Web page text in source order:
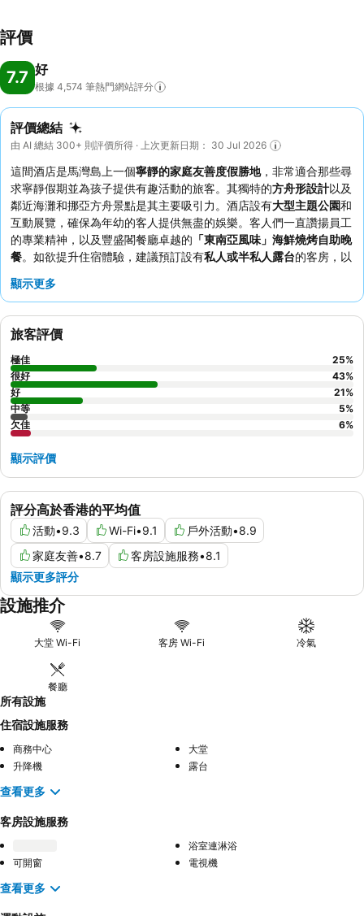
評價
7.7 好
根據 4,574 筆熱門網站評分
評價總結
由 AI 總結 300+ 則評價所得 · 上次更新日期： 30 Jul 2026
這間酒店是馬灣島上一個寧靜的家庭友善度假勝地，非常適合那些尋
求寧靜假期並為孩子提供有趣活動的旅客。其獨特的方舟形設計以及
鄰近海灘和挪亞方舟景點是其主要吸引力。酒店設有大型主題公園和
互動展覽，確保為年幼的客人提供無盡的娛樂。客人們一直讚揚員工
的專業精神，以及豐盛閣餐廳卓越的 「東南亞風味」海鮮燒烤自助晚
餐。如欲提升住宿體驗，建議預訂設有私人或半私人露台的客房，以
顯示更多
評分高於香港的平均值
活動•9.3 Wi-Fi•9.1 戶外活動•8.9
家庭友善•8.7 客房設施服務•8.1
顯示更多評分
旅客評價
極佳 25%
很好
43%
好
21%
中等
5%
欠佳
6%
顯示評價
設施推介
大堂 Wi-Fi 客房 Wi-Fi 冷氣
餐廳
所有設施
住宿設施服務
商務中心
大堂
升降機
露台
查看更多
客房設施服務
浴室連淋浴
可開窗
電視機
查看更多